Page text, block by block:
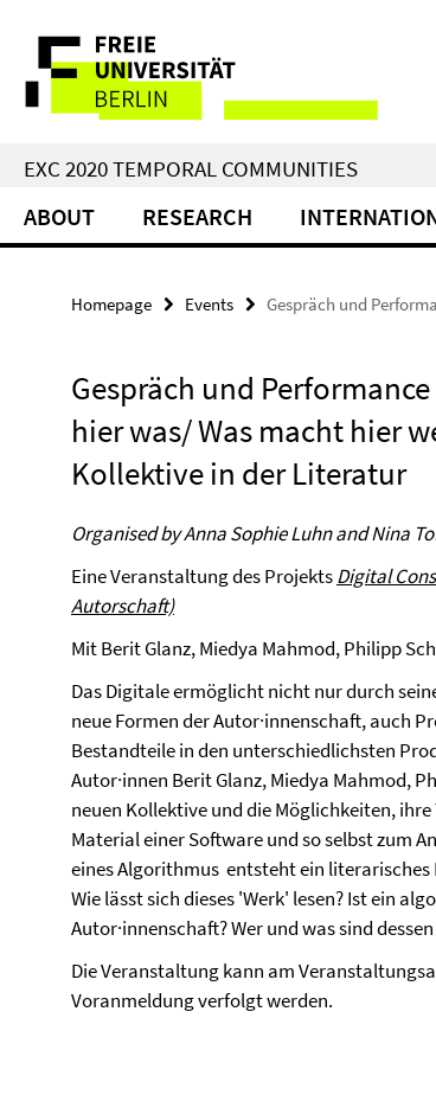
direkt
Inhalt
Service
Navigation
EXC 2020 TEMPORAL COMMUNITIES
ABOUT RESEARCH
Homepage Events Gespräch und
Gespräch und
hier was/ Was macht hier
Kollektive in der Literatur
Organised by Anna Sophie Luhn and Nina
Eine Veranstaltung des ProjektsDigital
Autorschaft)
Mit Berit Glanz, Miedya Mahmod, Philipp
Das Digitale ermöglicht nicht nur durch
neue Formen der Autor·innenschaft, auch
Bestandteile in den unterschiedlichsten
Autor·innen Berit Glanz, Miedya Mahmod,
neuen Kollektive und die Möglichkeiten,
Material einer Software und so selbst zum
eines Algorithmus entsteht ein
Wie lässt sich dieses 'Werk' lesen? Ist ein
Autor·innenschaft? Wer und was sind
Die Veranstaltung kann am
Voranmeldung verfolgt werden.